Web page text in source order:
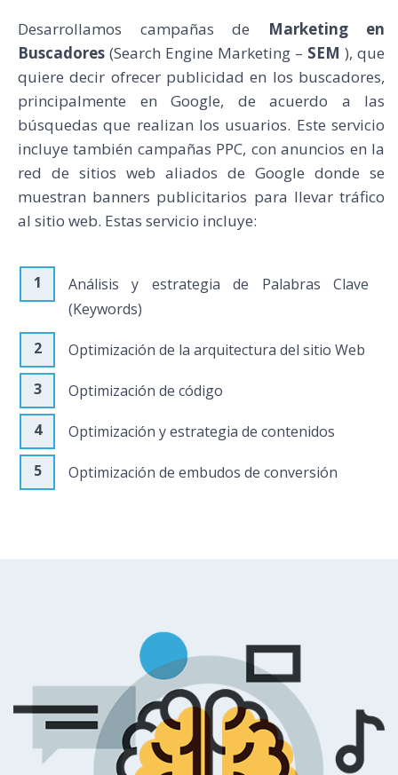
Desarrollamos campañas de
Marketing en
Buscadores (Search Engine Marketing – SEM ), que
quiere decir ofrecer publicidad en los buscadores,
principalmente en Google, de acuerdo a las
búsquedas que realizan los usuarios. Este servicio
incluye también campañas PPC, con anuncios en la
red de sitios web aliados de Google donde se
muestran banners publicitarios para llevar tráfico
al sitio web. Estas servicio incluye:
Análisis y estrategia de Palabras Clave
(Keywords)
Optimización de la arquitectura del sitio Web
Optimización de código
Optimización y estrategia de contenidos
Optimización de embudos de conversión